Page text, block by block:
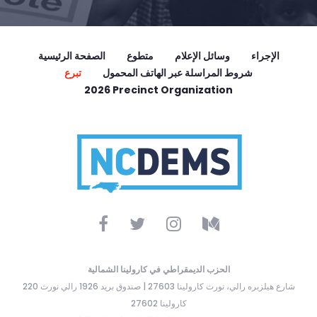
الصفحة الرئيسية متطوع وسائل الإعلام
الإجراء
تبرع
شروط المراسلة عبر الهاتف المحمول
2026 Precinct Organization
الحزب الديمقراطي في كارولينا الشمالية
220 شارع هيلزبره رالي، نورث كارولينا 27603 | صندوق بريد 1926 رالي نورث
كارولينا 27602